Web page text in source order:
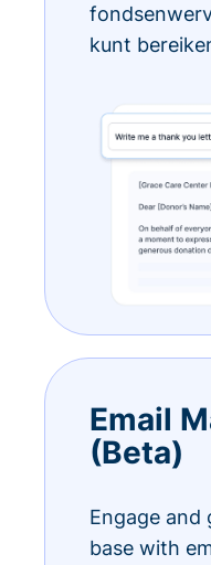
kunt
Email
(Beta)
Engage
base with